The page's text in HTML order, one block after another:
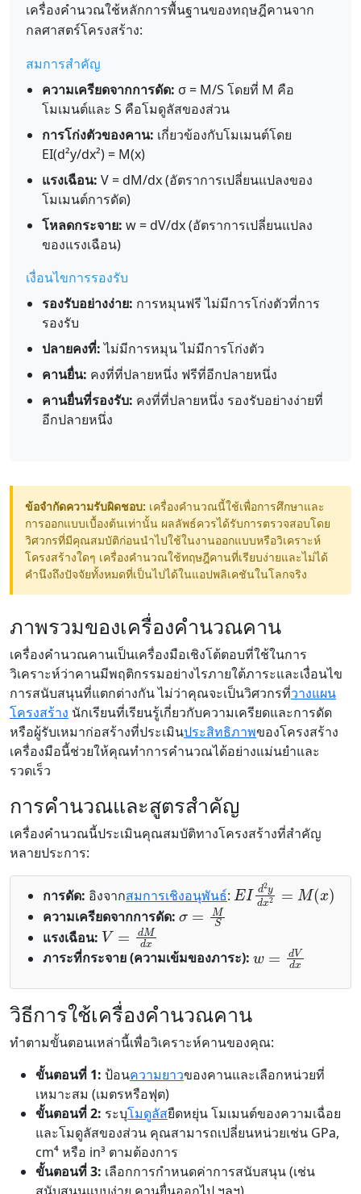
เครื่องคำนวณใช้หลักการพื้นฐานของทฤษฎีคานจาก
กลศาสตร์โครงสร้าง:
สมการสำคัญ
ความเครียดจากการดัด: σ = M/S โดยที่ M คือ
โมเมนต์และ S คือโมดูลัสของส่วน
การโก่งตัวของคาน: เกี่ยวข้องกับโมเมนต์โดย
EI(d²y/dx²) = M(x)
แรงเฉือน: V = dM/dx (อัตราการเปลี่ยนแปลงของ
โมเมนต์การดัด)
โหลดกระจาย: w = dV/dx (อัตราการเปลี่ยนแปลง
ของแรงเฉือน)
เงื่อนไขการรองรับ
รองรับอย่างง่าย: การหมุนฟรี ไม่มีการโก่งตัวที่การ
รองรับ
ปลายคงที่:ไม่มีการหมุน ไม่มีการโก่งตัว
คานยื่น: คงที่ที่ปลายหนึ่ง ฟรีที่อีกปลายหนึ่ง
คานยื่นที่รองรับ: คงที่ที่ปลายหนึ่ง รองรับอย่างง่ายที่
อีกปลายหนึ่ง
ข้อจำกัดความรับผิดชอบ: เครื่องคำนวณนี้ใช้เพื่อการศึกษาและ
การออกแบบเบื้องต้นเท่านั้น ผลลัพธ์ควรได้รับการตรวจสอบโดย
วิศวกรที่มีคุณสมบัติก่อนนำไปใช้ในงานออกแบบหรือวิเคราะห์
โครงสร้างใดๆ เครื่องคำนวณใช้ทฤษฎีคานที่เรียบง่ายและไม่ได้
คำนึงถึงปัจจัยทั้งหมดที่เป็นไปได้ในแอปพลิเคชันในโลกจริง
ภาพรวมของเครื่องคำนวณคาน
เครื่องคำนวณคานเป็นเครื่องมือเชิงโต้ตอบที่ใช้ในการ
วิเคราะห์ว่าคานมีพฤติกรรมอย่างไรภายใต้ภาระและเงื่อนไข
การสนับสนุนที่แตกต่างกัน ไม่ว่าคุณจะเป็นวิศวกรที่วางแผน
โครงสร้าง นักเรียนที่เรียนรู้เกี่ยวกับความเครียดและการดัด
หรือผู้รับเหมาก่อสร้างที่ประเมินประสิทธิภาพของโครงสร้าง
เครื่องมือนี้ช่วยให้คุณทำการคำนวณได้อย่างแม่นยำและ
รวดเร็ว
การคำนวณและสูตรสำคัญ
เครื่องคำนวณนี้ประเมินคุณสมบัติทางโครงสร้างที่สำคัญ
หลายประการ:
การดัด: อิงจากสมการเชิงอนุพันธ์:
EId2y 2= M x
ความเครียดจากการดัด:
σ=MS
แรงเฉือน:
V= dMdx
ภาระที่กระจาย (ความเข้มของภาระ):
Vd
วิธีการใช้เครื่องคำนวณคาน
ทำตามขั้นตอนเหล่านี้เพื่อวิเคราะห์คานของคุณ:
ขั้นตอนที่ 1: ป้อนความยาวของคานและเลือกหน่วยที่
เหมาะสม (เมตรหรือฟุต)
ขั้นตอนที่ 2: ระบุโมดูลัสยืดหยุ่น โมเมนต์ของความเฉื่อย
และโมดูลัสของส่วน คุณสามารถเปลี่ยนหน่วยเช่น GPa,
cm⁴ หรือ in³ ตามต้องการ
ขั้นตอนที่ 3: เลือกการกำหนดค่าการสนับสนุน (เช่น